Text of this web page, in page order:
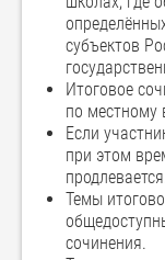
субъектов
Итоговое
по местному
Если
при этом
Темы
сочинения.